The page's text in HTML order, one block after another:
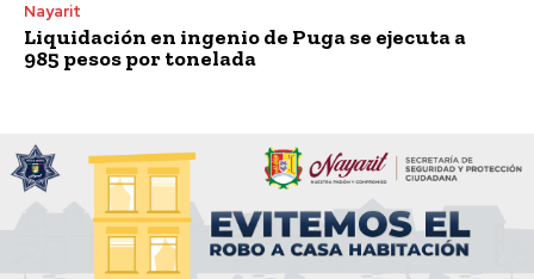
Nayarit
Liquidación en ingenio de Puga se ejecuta a
985 pesos por tonelada